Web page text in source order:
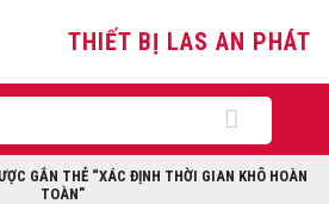
THIẾT BỊ LAS AN PHÁT
GẮN THẺ “XÁC ĐỊNH THỜI GIAN KHÔ HOÀN
TOÀN”